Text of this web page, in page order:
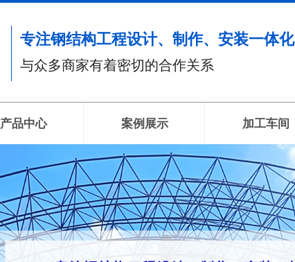
专注钢结构工程设计、制作、安装一体化
与众多商家有着密切的合作关系
产品中心 案例展示 加工车间